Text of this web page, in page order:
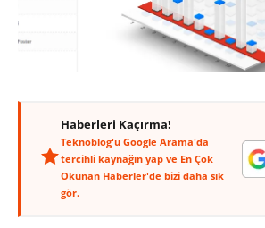
Haberleri Kaçırma!
Teknoblog'u Google Arama'da
tercihli kaynağın yap ve En Çok
Okunan Haberler'de bizi daha sık
gör.